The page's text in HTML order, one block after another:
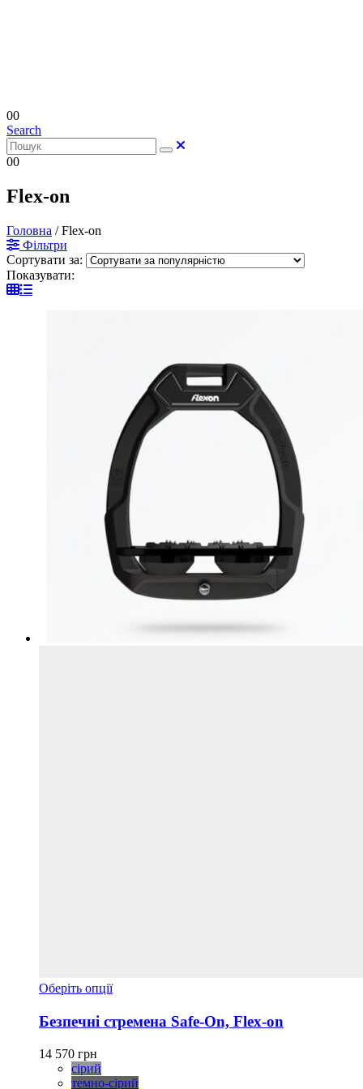
00
Search
00
Flex-on
Головна /Flex-on
Фільтри
Сортувати за:
Показувати:
Оберіть опціїЦей
має
кілька
можна
Безпечні стремена Safe-On, Flex-on
14 570 грн
сірий
темно-сірий